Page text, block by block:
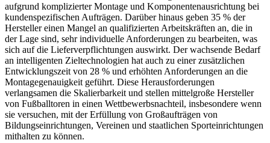
aufgrund komplizierter Montage und Komponentenausrichtung bei
kundenspezifischen Aufträgen. Darüber hinaus geben 35 % der
Hersteller einen Mangel an qualifizierten Arbeitskräften an, die in
der Lage sind, sehr individuelle Anforderungen zu bearbeiten, was
sich auf die Lieferverpflichtungen auswirkt. Der wachsende Bedarf
an intelligenten Zieltechnologien hat auch zu einer zusätzlichen
Entwicklungszeit von 28 % und erhöhten Anforderungen an die
Montagegenauigkeit geführt. Diese Herausforderungen
verlangsamen die Skalierbarkeit und stellen mittelgroße Hersteller
von Fußballtoren in einen Wettbewerbsnachteil, insbesondere wenn
sie versuchen, mit der Erfüllung von Großaufträgen von
Bildungseinrichtungen, Vereinen und staatlichen Sporteinrichtungen
mithalten zu können.